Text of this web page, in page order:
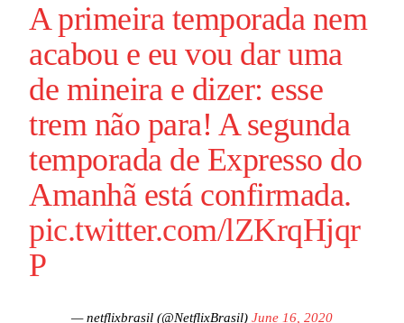
A primeira temporada nem
acabou e eu vou dar uma
de mineira e dizer: esse
trem não para! A segunda
temporada de Expresso do
Amanhã está confirmada.
pic.twitter.com/lZKrqHjqr
P
— netflixbrasil (@NetflixBrasil) June 16, 2020